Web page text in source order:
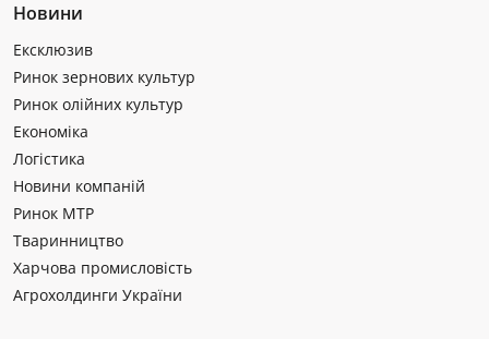
Новини
Ексклюзив
Ринок зернових культур
Ринок олійних культур
Економіка
Логістика
Новини компаній
Ринок МТР
Тваринництво
Харчова промисловість
Агрохолдинги України